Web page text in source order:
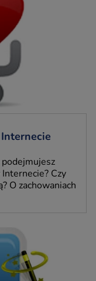
Czy
O zachowaniach